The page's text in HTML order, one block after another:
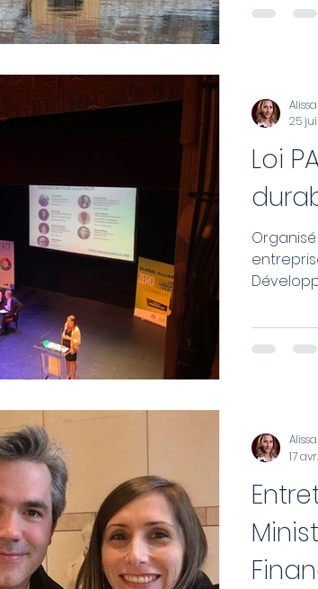
Loi
Alissa
25
Alissa
17